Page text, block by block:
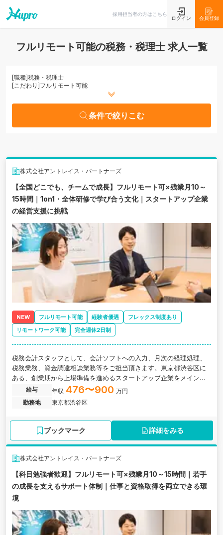
採用担当者の方はこちら
ログイン 会員登録
フルリモート可能の税務・税理士 求人一覧
[職種]税務・税理士
[こだわり] フルリモート可能
条件で絞りこむ
株式会社アントレイス・パートナーズ
【全国どこでも、チームで成長】フルリモート可×残業月10～
15時間｜1on1・全体研修で学び合う文化｜スタートアップ企業
の経営支援に挑戦
NEW フルリモート可能 経験者優遇
フレックス制度あり
リモートワーク可能
完全週休2日制
税務会計スタッフとして、会計ソフトへの入力、月次の経理処理、
税務業務、資金調達相談業務等をご担当頂きます。東京都渋谷区に
ある、創業期から上場準備を進めるスタートアップ企業をメインク
ライアントとするコンサルティング会社の求人です。
給与 年収 476〜900 万円
勤務地
東京都渋谷区
ブックマーク 詳細をみる
株式会社アントレイス・パートナーズ
【科目勉強者歓迎】フルリモート可×残業月10～15時間｜若手
の成長を支えるサポート体制｜仕事と資格取得を両立できる環
境